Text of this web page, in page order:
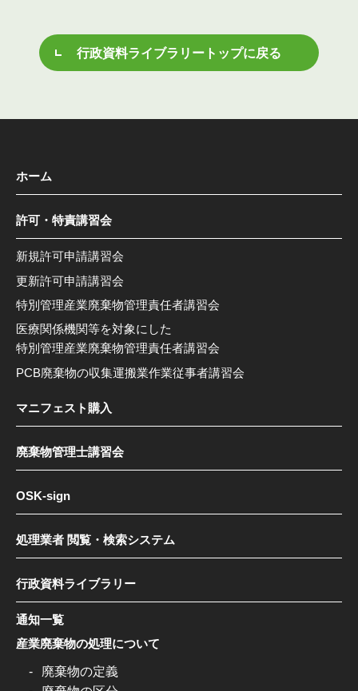
行政資料ライブラリートップに戻る
ホーム
許可・特責講習会
新規許可申請講習会
更新許可申請講習会
特別管理産業廃棄物管理責任者講習会
医療関係機関等を対象にした
特別管理産業廃棄物管理責任者講習会
PCB廃棄物の収集運搬業作業従事者講習会
マニフェスト購入
廃棄物管理士講習会
OSK-sign
処理業者 閲覧・検索システム
行政資料ライブラリー
通知一覧
産業廃棄物の処理について
廃棄物の定義